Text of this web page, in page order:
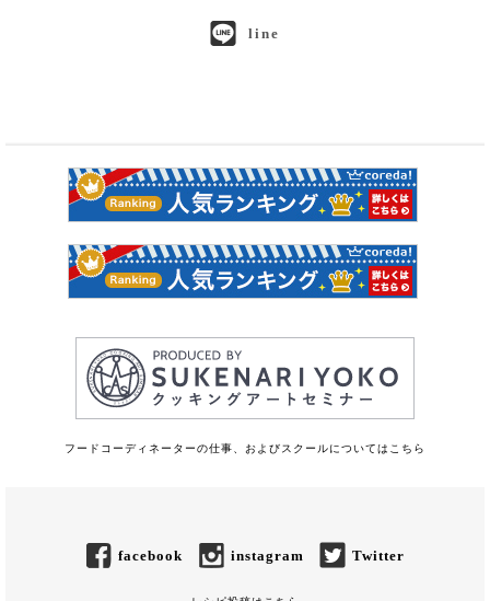
line
フードコーディネーターの仕事、およびスクールについてはこちら
facebook instagram Twitter